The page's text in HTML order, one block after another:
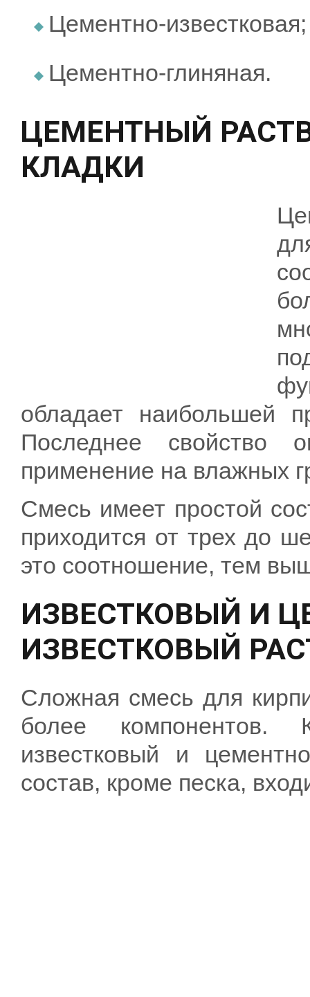
Цементно-известковая;
Цементно-глиняная.
ЦЕМЕНТНЫЙ
КЛАДКИ
обладает наибольшей
Последнее свойство
применение на влажных
Смесь имеет простой
приходится от трех до
это соотношение, тем
ИЗВЕСТКОВЫЙ И
ИЗВЕСТКОВЫЙ
Сложная смесь для
более
известковый и
состав, кроме песка,